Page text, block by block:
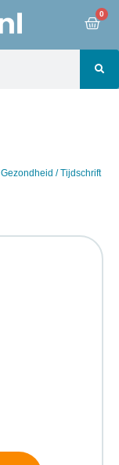
0
Gezondheid / Tijdschrift